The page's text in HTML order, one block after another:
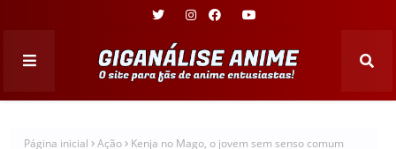
Página inicial Ação
Kenja no Mago, o jovem sem senso comum